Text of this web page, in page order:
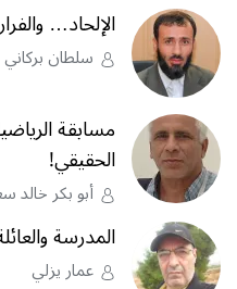
الإلحاد…
سلطان بركاني
مسابقة
الحقيقي!
أبو بكر خالد
المدرسة
عمار يزلي